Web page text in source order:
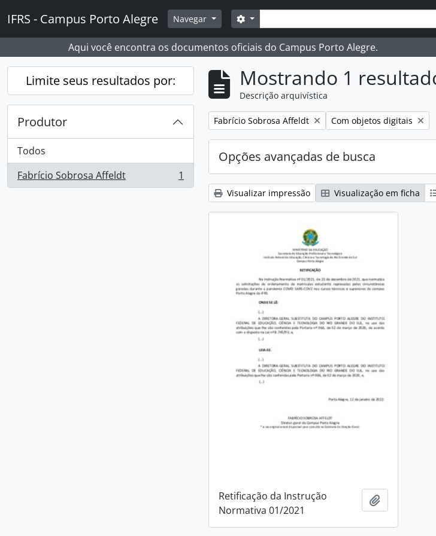
IFRS - Campus Porto Alegre Navegar Buscar
Opções de busca
Aqui você encontra os documentos oficiais do Campus Porto Alegre.
Limite seus resultados por:
Produtor
Todos
Fabrício Sobrosa Affeldt
, 1 resultados 1
Mostrando 1
Descrição arquivística
Remover filtro:
Fabrício Sobrosa Affeldt Remover filtro:
Com objetos digitais
Opções avançadas de busca
Visualizar impressão Visualização em ficha
Retificação da Instrução
Normativa 01/2021